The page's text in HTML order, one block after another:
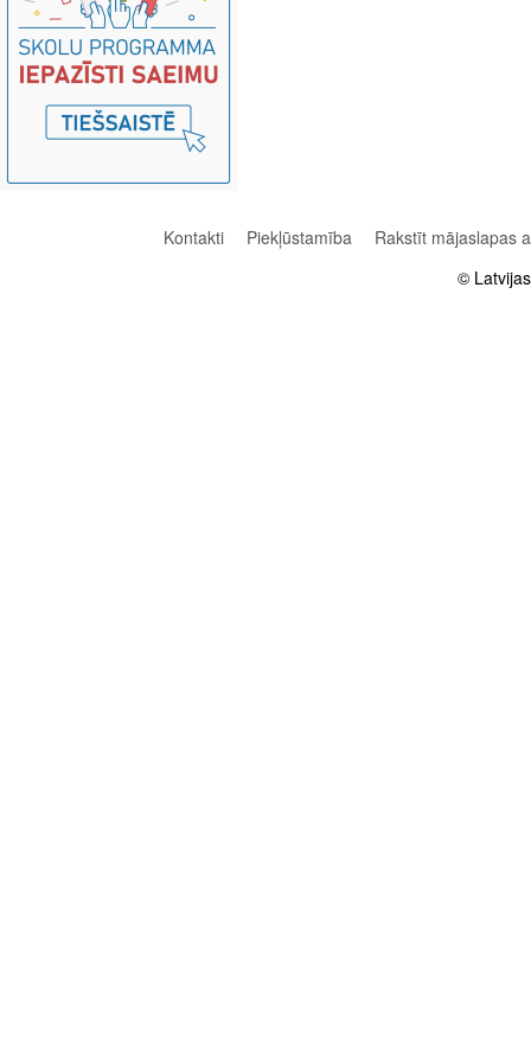
Kontakti Piekļūstamība
Rakstīt mājaslapas
©